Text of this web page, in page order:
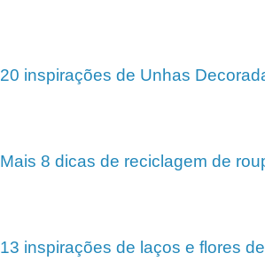
20 inspirações de Unhas
Mais 8 dicas de reciclagem de
13 inspirações de laços e flores